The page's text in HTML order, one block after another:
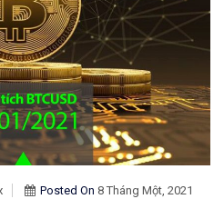
Posted On 8 Tháng Một, 2021